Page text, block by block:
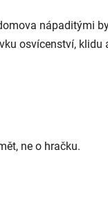
nápaditými
osvícenství, klidu
ne o hračku.